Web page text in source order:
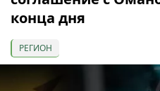
конца дня
РЕГИОН